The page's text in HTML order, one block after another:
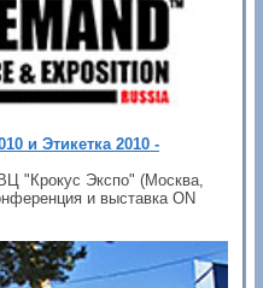
и Этикетка 2010 -
"Крокус Экспо" (Москва,
и выставка ON